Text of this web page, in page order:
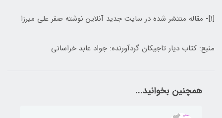
[1]- مقاله منتشر شده در سايت جديد آنلاين نوشته صفر علی ميرزا
منبع: کتاب دیار تاجیکان گردآورنده: جواد عابد خراسانی
همچنین بخوانید...